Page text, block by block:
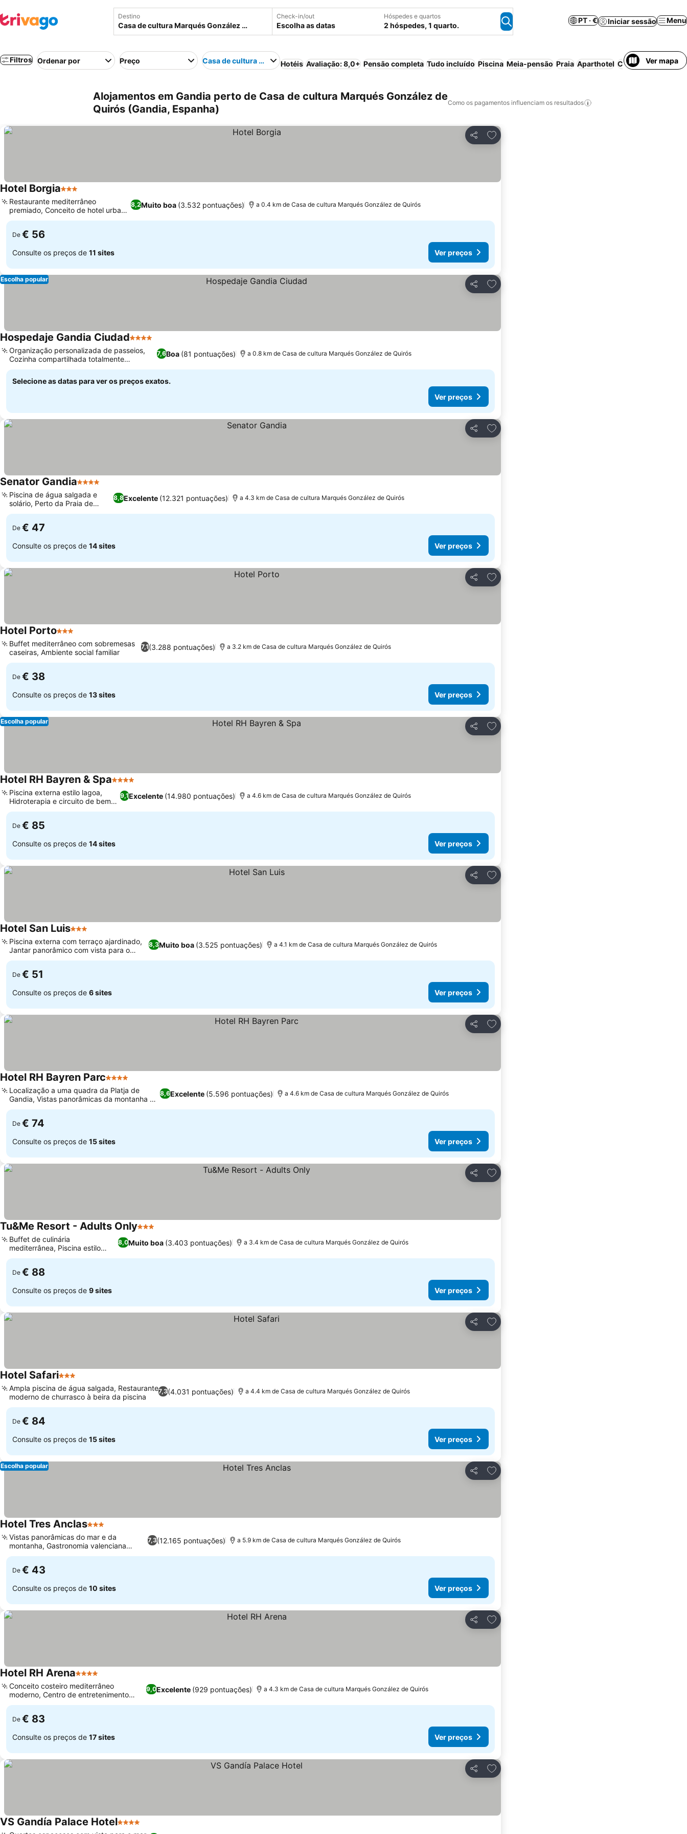
Destino Check-in/out
Escolha as datas
Hóspedes e quartos
2 hóspedes, 1 quarto.
PT · € Iniciar sessão Menu
Filtros Ordenar por Preço Casa de cultura Marqués González de Quirós
Hotéis Avaliação: 8,0+ Pensão completa Tudo incluído Piscina Meia-pensão Praia Aparthotel Cancelamento
Ver mapa
Alojamentos em Gandia perto de Casa de cultura Marqués González de
Quirós (Gandia, Espanha)
Como os pagamentos influenciam os resultados
Partilhar
Adicionar aos favoritos
Hotel Borgia3 Estrelas
8,2Muito boa (3.532 pontuações)
Restaurante mediterrâneo
premiado, Conceito de hotel urbano
e moderno
a 0.4 km de Casa de cultura Marqués González de Quirós
De € 56
Consulte os preços de 11 sites Ver preços
Partilhar
Adicionar aos favoritos
Escolha popular
Hospedaje Gandia Ciudad4 Estrelas
7,6Boa (81 pontuações)
Organização personalizada de passeios,
Cozinha compartilhada totalmente
equipada
a 0.8 km de Casa de cultura Marqués González de Quirós
Selecione as datas para ver os preços exatos.
Ver preços
Partilhar
Adicionar aos favoritos
Senator Gandia4 Estrelas
8,8Excelente (12.321 pontuações)
Piscina de água salgada e
solário, Perto da Praia de
Gandía
a 4.3 km de Casa de cultura Marqués González de Quirós
De € 47
Consulte os preços de 14 sites Ver preços
Partilhar
Adicionar aos favoritos
Hotel Porto3 Estrelas
7,1(3.288 pontuações)
Buffet mediterrâneo com sobremesas
caseiras, Ambiente social familiar
a 3.2 km de Casa de cultura Marqués González de Quirós
De € 38
Consulte os preços de 13 sites Ver preços
Partilhar
Adicionar aos favoritos
Escolha popular
Hotel RH Bayren & Spa4 Estrelas
9,1Excelente (14.980 pontuações)
Piscina externa estilo lagoa,
Hidroterapia e circuito de bem-
estar
a 4.6 km de Casa de cultura Marqués González de Quirós
De € 85
Consulte os preços de 14 sites Ver preços
Partilhar
Adicionar aos favoritos
Hotel San Luis3 Estrelas
8,3Muito boa (3.525 pontuações)
Piscina externa com terraço ajardinado,
Jantar panorâmico com vista para o
Mediterrâneo
a 4.1 km de Casa de cultura Marqués González de Quirós
De € 51
Consulte os preços de 6 sites Ver preços
Partilhar
Adicionar aos favoritos
Hotel RH Bayren Parc4 Estrelas
8,6Excelente (5.596 pontuações)
Localização a uma quadra da Platja de
Gandia, Vistas panorâmicas da montanha na
Suíte Panorâmica
a 4.6 km de Casa de cultura Marqués González de Quirós
De € 74
Consulte os preços de 15 sites Ver preços
Partilhar
Adicionar aos favoritos
Tu&Me Resort - Adults Only3 Estrelas
8,0Muito boa (3.403 pontuações)
Buffet de culinária
mediterrânea, Piscina estilo
lagoa expansiva
a 3.4 km de Casa de cultura Marqués González de Quirós
De € 88
Consulte os preços de 9 sites Ver preços
Partilhar
Adicionar aos favoritos
Hotel Safari3 Estrelas
7,3(4.031 pontuações)
Ampla piscina de água salgada, Restaurante
moderno de churrasco à beira da piscina
a 4.4 km de Casa de cultura Marqués González de Quirós
De € 84
Consulte os preços de 15 sites Ver preços
Partilhar
Adicionar aos favoritos
Escolha popular
Hotel Tres Anclas3 Estrelas
7,3(12.165 pontuações)
Vistas panorâmicas do mar e da
montanha, Gastronomia valenciana
autêntica
a 5.9 km de Casa de cultura Marqués González de Quirós
De € 43
Consulte os preços de 10 sites Ver preços
Partilhar
Adicionar aos favoritos
Hotel RH Arena4 Estrelas
9,0Excelente (929 pontuações)
Conceito costeiro mediterrâneo
moderno, Centro de entretenimento
familiar dinâmico
a 4.3 km de Casa de cultura Marqués González de Quirós
De € 83
Consulte os preços de 17 sites Ver preços
Partilhar
Adicionar aos favoritos
VS Gandía Palace Hotel4 Estrelas